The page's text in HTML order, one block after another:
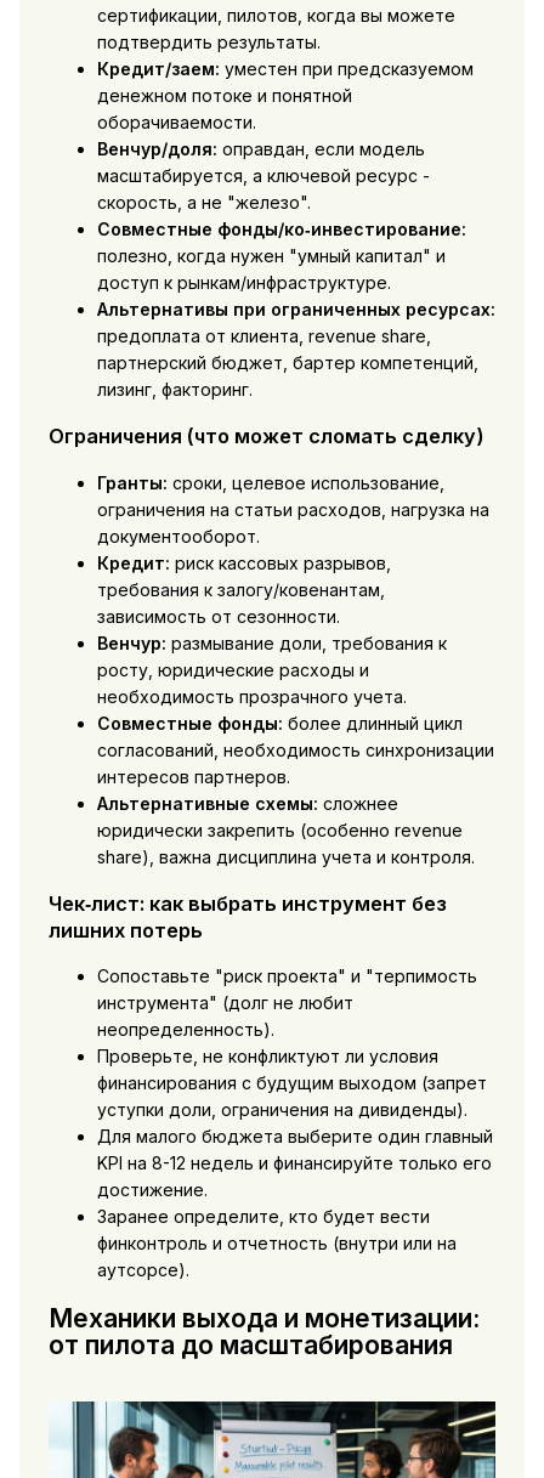
сертификации, пилотов, когда вы можете
подтвердить результаты.
Кредит/заем: уместен при предсказуемом
денежном потоке и понятной
оборачиваемости.
Венчур/доля: оправдан, если модель
масштабируется, а ключевой ресурс -
скорость, а не "железо".
Совместные фонды/ко‑инвестирование:
полезно, когда нужен "умный капитал" и
доступ к рынкам/инфраструктуре.
Альтернативы при ограниченных ресурсах:
предоплата от клиента, revenue share,
партнерский бюджет, бартер компетенций,
лизинг, факторинг.
Ограничения (что может сломать сделку)
Гранты: сроки, целевое использование,
ограничения на статьи расходов, нагрузка на
документооборот.
Кредит: риск кассовых разрывов,
требования к залогу/ковенантам,
зависимость от сезонности.
Венчур: размывание доли, требования к
росту, юридические расходы и
необходимость прозрачного учета.
Совместные фонды: более длинный цикл
согласований, необходимость синхронизации
интересов партнеров.
Альтернативные схемы: сложнее
юридически закрепить (особенно revenue
share), важна дисциплина учета и контроля.
Чек‑лист: как выбрать инструмент без
лишних потерь
Сопоставьте "риск проекта" и "терпимость
инструмента" (долг не любит
неопределенность).
Проверьте, не конфликтуют ли условия
финансирования с будущим выходом (запрет
уступки доли, ограничения на дивиденды).
Для малого бюджета выберите один главный
KPI на 8-12 недель и финансируйте только его
достижение.
Заранее определите, кто будет вести
финконтроль и отчетность (внутри или на
аутсорсе).
Механики выхода и монетизации:
от пилота до масштабирования